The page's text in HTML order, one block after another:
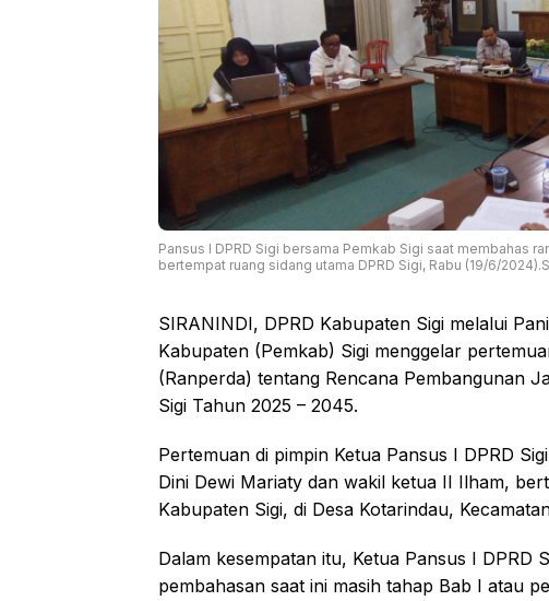
Pansus I DPRD Sigi bersama Pemkab Sigi saat membahas
bertempat ruang sidang utama DPRD Sigi, Rabu (19/6/
SIRANINDI, DPRD Kabupaten Sigi melalui
Kabupaten (Pemkab) Sigi menggelar
(Ranperda) tentang Rencana Pembangunan
Sigi Tahun 2025 – 2045.
Pertemuan di pimpin Ketua Pansus I DPRD
Dini Dewi Mariaty dan wakil ketua II Ilham,
Kabupaten Sigi, di Desa Kotarindau,
Dalam kesempatan itu, Ketua Pansus I DPRD
pembahasan saat ini masih tahap Bab I atau